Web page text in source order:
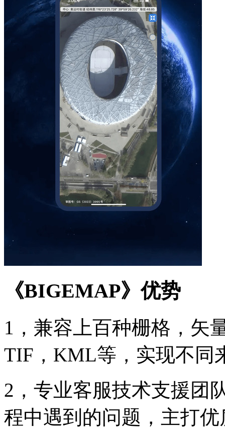
《BIGEMAP》优势
1，兼容上百种栅格，矢
TIF，KML等，实现不同
2，专业客服技术支援团
程中遇到的问题，主打